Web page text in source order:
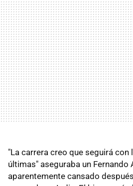
"La carrera creo que seguirá con
últimas" aseguraba un Fernando
aparentemente cansado